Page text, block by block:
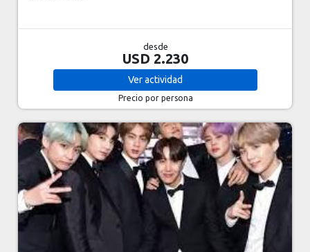
desde
USD 2.230
Veractividad
Precio por persona